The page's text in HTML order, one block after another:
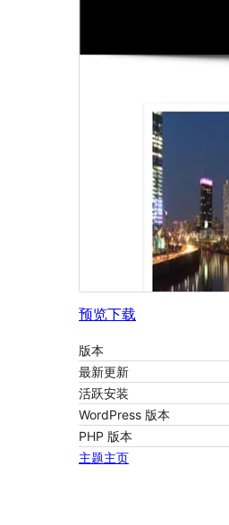
预览下载
版本
最新更新
活跃安装
WordPress 版本
PHP 版本
主题主页